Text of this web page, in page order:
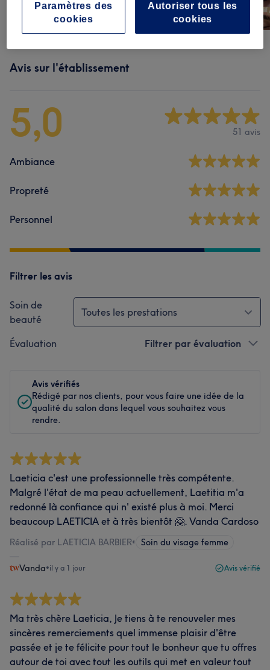
Avis sur l'établissement
5,0 51 avis
Ambiance
Propreté
Personnel
Filtrer les avis
Soin de
beauté
Toutes les prestations
Évaluation Filtrer par évaluation
Avis vérifiés
Rédigé par nos clients, pour vous faire une idée de la
qualité du salon dans lequel vous souhaitez vous
rendre.
Laeticia c'est une professionnelle très compétente.
Malgré l'état de ma peau actuellement, Laetitia m'a
redonné là confiance qui n' existé plus à moi. Merci
beaucoup LAETICIA et à très bientôt 🤗. Vanda Cardoso
Réalisé par LAETICIA BARBIER• Soin du visage femme
Vanda•il y a 1 jour Avis vérifié
Ma très chère Laeticia, Je tiens à te renouveler mes
sincères remerciements quel immense plaisir d'être
passée et je te félicite pour tout le bonheur que tu offres
autour de toi avec tout les outils qui met en valeur tout
Autoriser tous les
cookies
Paramètres des
cookies